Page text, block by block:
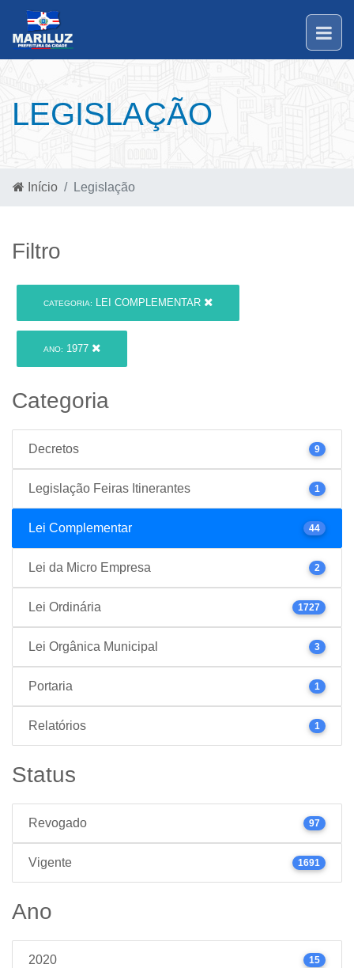
LEGISLAÇÃO
Início Legislação
Filtro
CATEGORIA: LEI COMPLEMENTAR
ANO: 1977
Categoria
Decretos 9
Legislação Feiras Itinerantes 1
Lei Complementar 44
Lei da Micro Empresa 2
Lei Ordinária 1727
Lei Orgânica Municipal 3
Portaria 1
Relatórios 1
Status
Revogado 97
Vigente 1691
Ano
2020 15